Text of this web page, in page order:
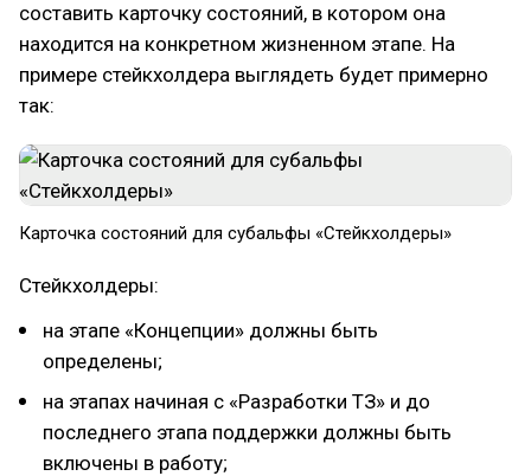
составить карточку состояний, в котором она
находится на конкретном жизненном этапе. На
примере стейкхолдера выглядеть будет примерно
так:
Карточка состояний для субальфы «Стейкхолдеры»
Стейкхолдеры:
на этапе «Концепции» должны быть
определены;
на этапах начиная с «Разработки ТЗ» и до
последнего этапа поддержки должны быть
включены в работу;